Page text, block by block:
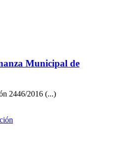
Municipal de
2446/2016 (...)